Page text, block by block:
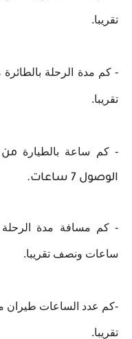
تقريبا.
- كم مدة الرحلة
تقريبا.
- كم ساعة بالطيارة من
الوصول 7 ساعات.
ساعات ونصف تقريبا.
-كم عدد الساعات طيران
تقريبا.